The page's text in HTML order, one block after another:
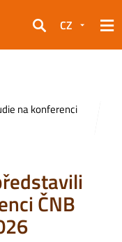
Hledat
CZ
na konferenci
ČNB